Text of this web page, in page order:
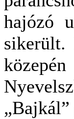
hajózó